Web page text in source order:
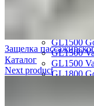
GL1500
GL1500
GL1500
GL1800
Защелка
Каталог
Next product